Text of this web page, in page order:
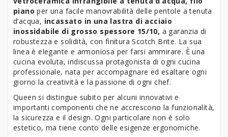
pianoper una facile manovrabilità delle pentole a tenuta
d’acqua, incassato in una lastra di acciaio
inossidabile di grosso spessore 15/10, a garanzia di
robustezza e solidità, con finitura Scotch Brite. La sua
linea è elegante e armoniosa per farsi ammirare. È una
cucina evoluta, indiscussa protagonista di ogni cucina
professionale, nata per accompagnare ed esaltare ogni
giorno la creatività e la passione di ogni chef.
Queen si distingue subito per alcuni innovativi e
importanti componenti che ne accrescono la funzionalità,
la sicurezza e il design. Ogni particolare non è solo
estetico, ma tiene conto delle esigenze ergonomiche.